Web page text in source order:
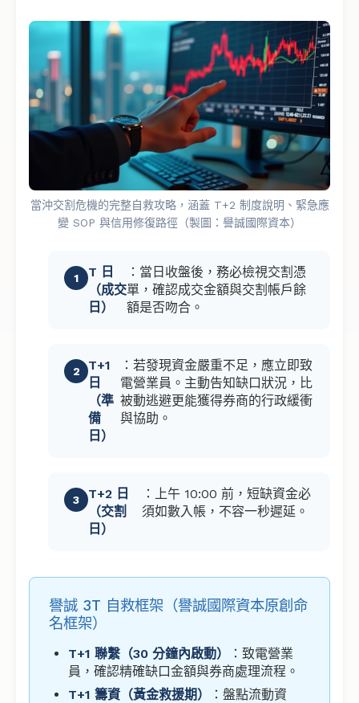
當沖交割危機的完整自救攻略，涵蓋 T+2 制度說明、緊急應
變 SOP 與信用修復路徑（製圖：譽誠國際資本）
T 日
（成交
日）
：當日收盤後，務必檢視交割憑
單，確認成交金額與交割帳戶餘
額是否吻合。
T+1
日
（準
備
日）
：若發現資金嚴重不足，應立即致
電營業員。主動告知缺口狀況，比
被動逃避更能獲得券商的行政緩衝
與協助。
T+2 日
（交割
日）
：上午 10:00 前，短缺資金必
須如數入帳，不容一秒遲延。
譽誠 3T 自救框架（譽誠國際資本原創命
名框架）
T+1 聯繫（30 分鐘內啟動）
：致電營業
員，確認精確缺口金額與券商處理流程。
T+1 籌資（黃金救援期）
：盤點流動資